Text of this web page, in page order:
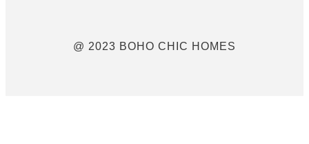
@ 2023 BOHO CHIC HOMES